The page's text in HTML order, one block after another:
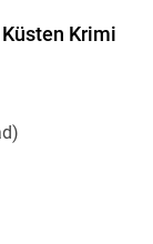
Krimi